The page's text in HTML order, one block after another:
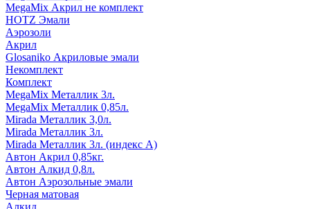
MegaMix Акрил не комплект
HOTZ Эмали
Аэрозоли
Акрил
Glosaniko Акриловые эмали
Некомплект
Комплект
MegaMix Металлик 3л.
MegaMix Металлик 0,85л.
Mirada Металлик 3,0л.
Mirada Металлик 3л.
Mirada Металлик 3л. (индекс А)
Автон Акрил 0,85кг.
Автон Алкид 0,8л.
Автон Аэрозольные эмали
Черная матовая
Алкид